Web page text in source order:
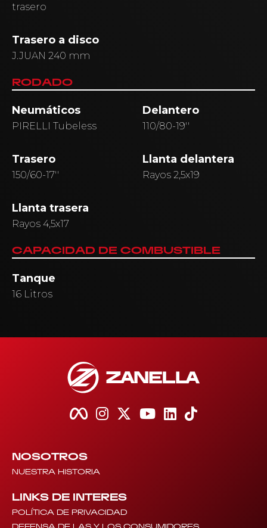
trasero
Trasero a disco
J.JUAN 240 mm
RODADO
Neumáticos
PIRELLI Tubeless
Delantero
110/80-19′′
Trasero
150/60-17′′
Llanta delantera
Rayos 2,5x19
Llanta trasera
Rayos 4,5x17
CAPACIDAD DE COMBUSTIBLE
Tanque
16 Litros
NOSOTROS
NUESTRA HISTORIA
LINKS DE INTERES
POLÍTICA DE PRIVACIDAD